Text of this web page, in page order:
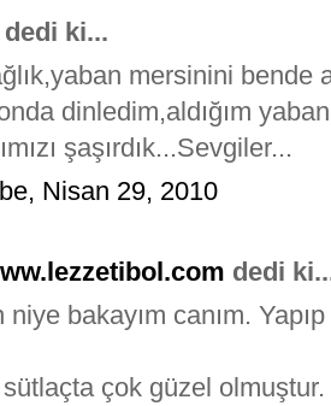
dedi ki...
mersinini bende
dinledim,aldığım
şaşırdık...Sevgiler...
Nisan 29, 2010
dedi
niye bakayım canım.
çok güzel olmuştur.